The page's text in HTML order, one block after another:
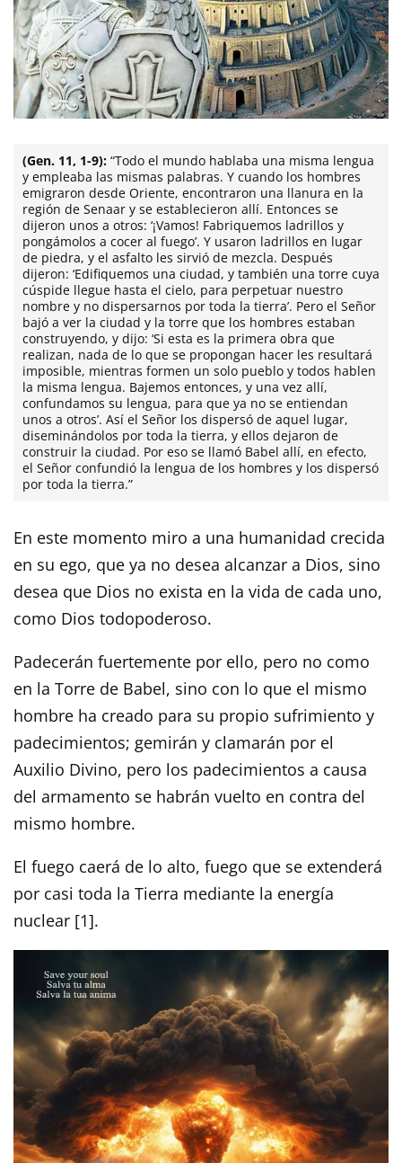
(Gen. 11, 1-9): “Todo el mundo hablaba una misma lengua
y empleaba las mismas palabras. Y cuando los hombres
emigraron desde Oriente, encontraron una llanura en la
región de Senaar y se establecieron allí. Entonces se
dijeron unos a otros: ‘¡Vamos! Fabriquemos ladrillos y
pongámolos a cocer al fuego’. Y usaron ladrillos en lugar
de piedra, y el asfalto les sirvió de mezcla. Después
dijeron: ‘Edifiquemos una ciudad, y también una torre cuya
cúspide llegue hasta el cielo, para perpetuar nuestro
nombre y no dispersarnos por toda la tierra’. Pero el Señor
bajó a ver la ciudad y la torre que los hombres estaban
construyendo, y dijo: ‘Si esta es la primera obra que
realizan, nada de lo que se propongan hacer les resultará
imposible, mientras formen un solo pueblo y todos hablen
la misma lengua. Bajemos entonces, y una vez allí,
confundamos su lengua, para que ya no se entiendan
unos a otros’. Así el Señor los dispersó de aquel lugar,
diseminándolos por toda la tierra, y ellos dejaron de
construir la ciudad. Por eso se llamó Babel allí, en efecto,
el Señor confundió la lengua de los hombres y los dispersó
por toda la tierra.”
En este momento miro a una humanidad crecida
en su ego, que ya no desea alcanzar a Dios, sino
desea que Dios no exista en la vida de cada uno,
como Dios todopoderoso.
Padecerán fuertemente por ello, pero no como
en la Torre de Babel, sino con lo que el mismo
hombre ha creado para su propio sufrimiento y
padecimientos; gemirán y clamarán por el
Auxilio Divino, pero los padecimientos a causa
del armamento se habrán vuelto en contra del
mismo hombre.
El fuego caerá de lo alto, fuego que se extenderá
por casi toda la Tierra mediante la energía
nuclear [1].